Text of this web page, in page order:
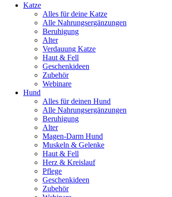
Katze
Alles für deine Katze
Alle Nahrungsergänzungen
Beruhigung
Alter
Verdauung Katze
Haut & Fell
Geschenkideen
Zubehör
Webinare
Hund
Alles für deinen Hund
Alle Nahrungsergänzungen
Beruhigung
Alter
Magen-Darm Hund
Muskeln & Gelenke
Haut & Fell
Herz & Kreislauf
Pflege
Geschenkideen
Zubehör